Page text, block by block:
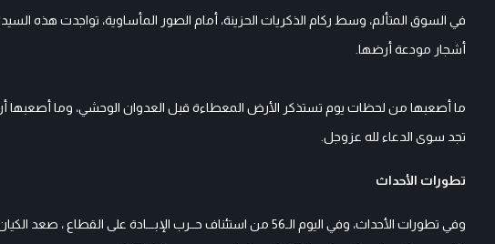
في السوق المتألم، وسط ركام الذكريات الحزينة، أمام الصور المأساوية، تواجدت هذه
أشجار مودعة أرضها.
ما أصعبها من لحظات يوم تستذكر الأرض المعطاءة قبل العدوان الوحشي، وما أصعبها
تجد سوى الدعاء لله عزوجل.
تطورات الأحداث